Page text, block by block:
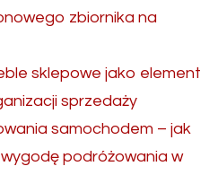
zbiornika na
sklepowe jako element
sprzedaży
samochodem – jak
podróżowania w